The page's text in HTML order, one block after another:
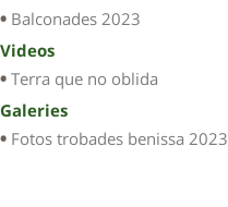
Balconades 2023
Videos
Terra que no oblida
Galeries
Fotos trobades benissa 2023